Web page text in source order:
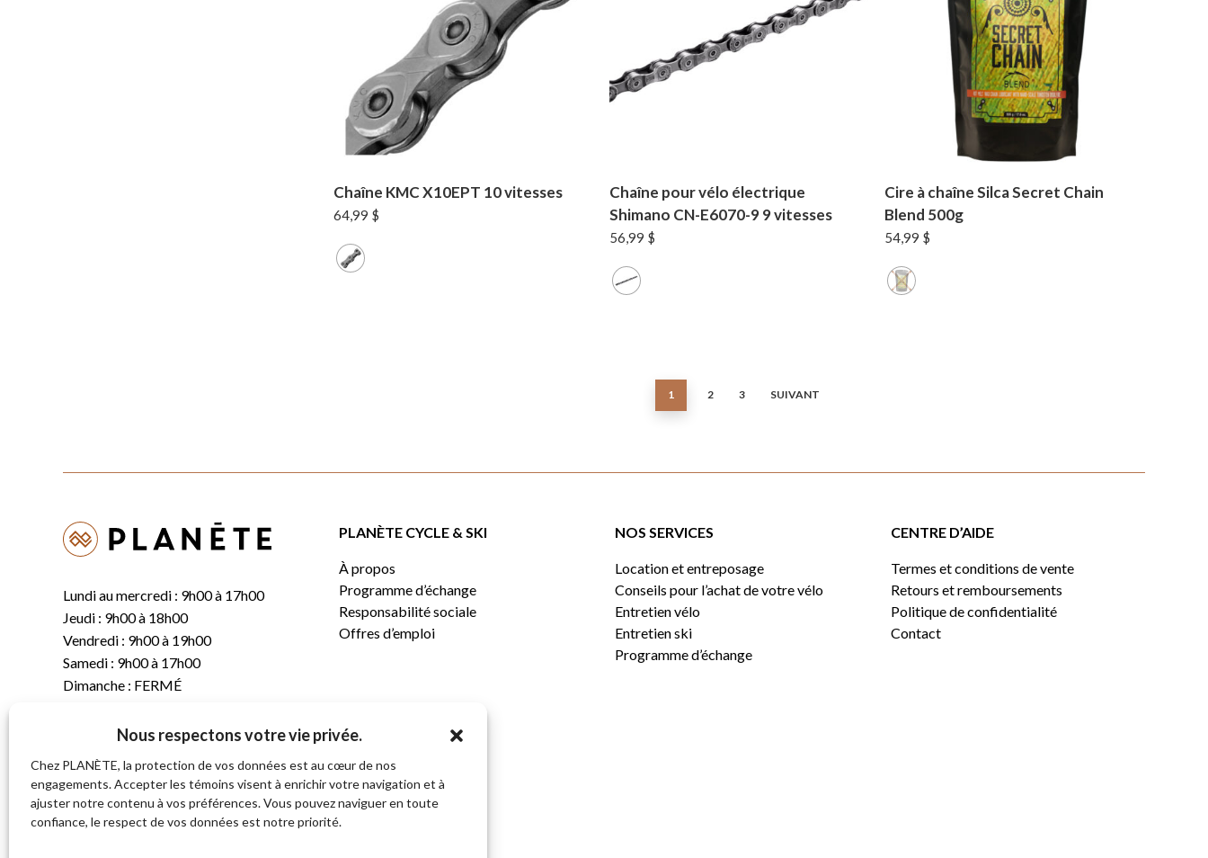
Nous respectons votre vie privée.
Chez PLANÈTE, la protection de vos données est au cœur de nos
engagements. Accepter les témoins visent à enrichir votre navigation et à
ajuster notre contenu à vos préférences. Vous pouvez naviguer en toute
confiance, le respect de vos données est notre priorité.
Chaîne KMC X10EPT 10 vitesses
64,99 $
Chaîne pour vélo électrique
Shimano CN-E6070-9 9 vitesses
56,99 $
Cire à chaîne Silca Secret Chain
Blend 500g
54,99 $
1 2 3 SUIVANT
Lundi au mercredi : 9h00 à 17h00
Jeudi : 9h00 à 18h00
Vendredi : 9h00 à 19h00
Samedi : 9h00 à 17h00
Dimanche : FERMÉ
(819) 843-8356
C. info@planete.co
681, rue Sherbrooke
Magog (Québec)
PLANÈTE CYCLE & SKI
À propos
Programme d’échange
Responsabilité sociale
Offres d’emploi
NOS SERVICES
Location et entreposage
Conseils pour l’achat de votre vélo
Entretien vélo
Entretien ski
Programme d’échange
CENTRE D’AIDE
Termes et conditions de vente
Retours et remboursements
Politique de confidentialité
Contact